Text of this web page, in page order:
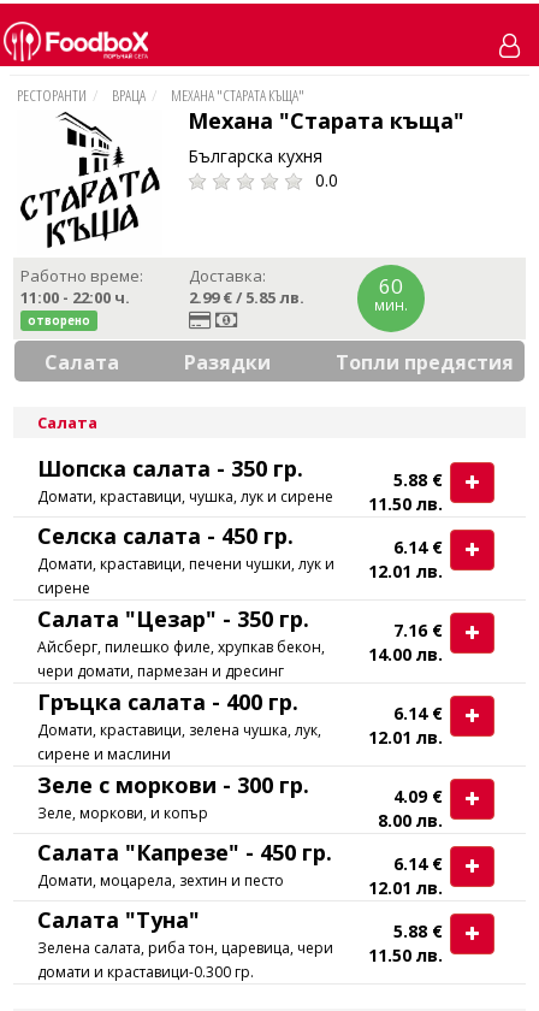
РЕСТОРАНТИ ВРАЦА МЕХАНА "СТАРАТА КЪЩА"
Механа "Старата къща"
Българска кухня
0.0
Работно време:
11:00 - 22:00 ч.
отворено
Доставка:
2.99 € / 5.85 лв.
60
мин.
Салата Разядки Топли предястия
Салата
Шопска салата - 350 гр.
Домати, краставици, чушка, лук и сирене
5.88 €
11.50 лв.
Селска салата - 450 гр.
Домати, краставици, печени чушки, лук и
сирене
6.14 €
12.01 лв.
Салата "Цезар" - 350 гр.
Айсберг, пилешко филе, хрупкав бекон,
чери домати, пармезан и дресинг
7.16 €
14.00 лв.
Гръцка салата - 400 гр.
Домати, краставици, зелена чушка, лук,
сирене и маслини
6.14 €
12.01 лв.
Зеле с моркови - 300 гр.
Зеле, моркови, и копър
4.09 €
8.00 лв.
Салата "Капрезе" - 450 гр.
Домати, моцарела, зехтин и песто
6.14 €
12.01 лв.
Салата "Туна"
Зелена салата, риба тон, царевица, чери
домати и краставици-0.300 гр.
5.88 €
11.50 лв.